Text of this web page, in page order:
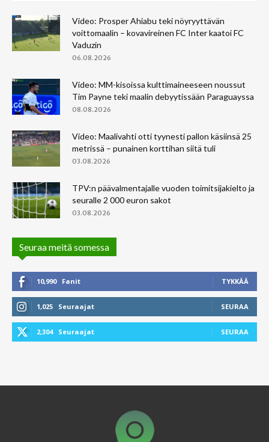
Video: Prosper Ahiabu teki nöyryyttävän
voittomaalin – kovavireinen FC Inter kaatoi FC
Vaduzin
06.08.2026
Video: MM-kisoissa kulttimaineeseen noussut
Tim Payne teki maalin debyytissään Paraguayssa
08.08.2026
Video: Maalivahti otti tyynesti pallon käsiinsä 25
metrissä – punainen korttihan siitä tuli
03.08.2026
TPV:n päävalmentajalle vuoden toimitsijakielto ja
seuralle 2 000 euron sakot
03.08.2026
Seuraa meitä somessa
10,990 Fanit TYKKÄÄ
1,025 Seuraajat SEURAA
2,304 Seuraajat SEURAA